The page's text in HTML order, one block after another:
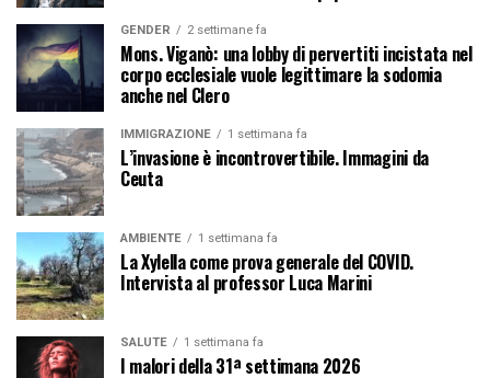
GENDER 2 settimane fa
Mons. Viganò: una lobby di pervertiti incistata nel
corpo ecclesiale vuole legittimare la sodomia
anche nel Clero
IMMIGRAZIONE 1 settimana fa
L’invasione è incontrovertibile. Immagini da
Ceuta
AMBIENTE 1 settimana fa
La Xylella come prova generale del COVID.
Intervista al professor Luca Marini
SALUTE 1 settimana fa
I malori della 31ª settimana 2026